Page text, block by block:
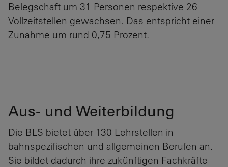
Belegschaft um 31 Personen respektive 26
Vollzeitstellen gewachsen. Das entspricht einer
Zunahme um rund 0,75 Prozent.
Aus- und Weiterbildung
Die BLS bietet über 130 Lehrstellen in
bahnspezifischen und allgemeinen Berufen an.
Sie bildet dadurch ihre zukünftigen Fachkräfte